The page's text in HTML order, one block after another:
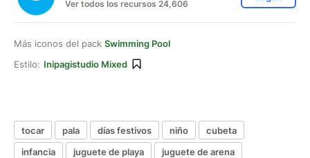
Ver todos los recursos 24,606
Más iconos del pack Swimming Pool
Estilo: Inipagistudio Mixed
tocar pala días festivos niño
cubeta
infancia
juguete de playa juguete de arena